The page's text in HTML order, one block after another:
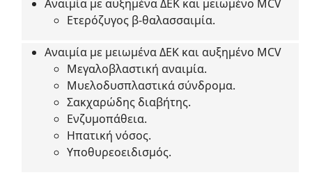
Αναιμία με αυξημένα ΔΕΚ και μειωμένο MCV
Ετερόζυγος β-θαλασσαιμία.
Αναιμία με μειωμένα ΔΕΚ και αυξημένο MCV
Μεγαλοβλαστική αναιμία.
Μυελοδυσπλαστικά σύνδρομα.
Σακχαρώδης διαβήτης.
Ενζυμοπάθεια.
Ηπατική νόσος.
Υποθυρεοειδισμός.